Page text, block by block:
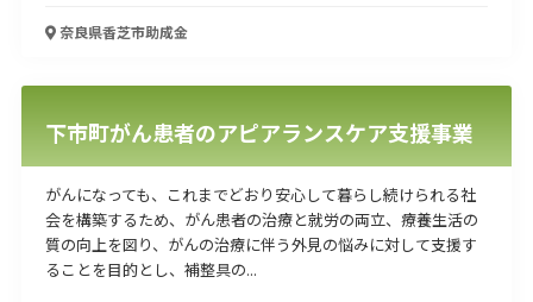
奈良県香芝市助成金
下市町がん患者のアピアランスケア支援事業
がんになっても、これまでどおり安心して暮らし続けられる社
会を構築するため、がん患者の治療と就労の両立、療養生活の
質の向上を図り、がんの治療に伴う外見の悩みに対して支援す
ることを目的とし、補整具の...